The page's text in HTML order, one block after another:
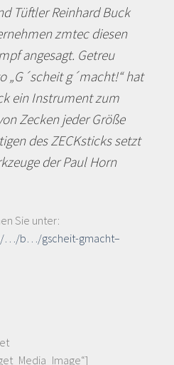
Tüftler Reinhard Buck
zmtec diesen
angesagt. Getreu
„G´scheit g´macht!“ hat
ein Instrument zum
Zecken jeder Größe
des ZECKsticks setzt
der Paul Horn
Sie unter:
…/b…/gscheit-gmacht–